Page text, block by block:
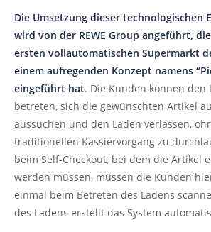
Die Umsetzung dieser technologischen
wird von der REWE Group angeführt,
ersten vollautomatischen Supermarkt
einem aufregenden Konzept namens
eingeführt hat. Die Kunden können den
betreten, sich die gewünschten Artikel
aussuchen und den Laden verlassen,
traditionellen Kassiervorgang zu
beim Self-Checkout, bei dem die Artikel
werden müssen, müssen die Kunden
einmal beim Betreten des Ladens
des Ladens erstellt das System